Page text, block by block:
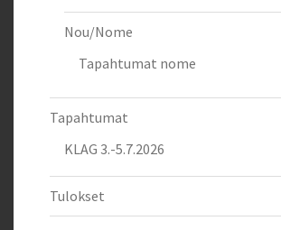
Nou/Nome
Tapahtumat nome
Tapahtumat
KLAG 3.-5.7.2026
Tulokset